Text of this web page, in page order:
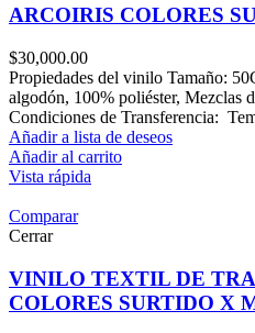
ARCOIRIS COLORES
$30,000.00
Propiedades del vinilo Tamaño:
algodón, 100% poliéster, Mezclas
Condiciones de Transferencia:
Añadir a lista de deseos
Añadir al carrito
Vista rápida
Comparar
Cerrar
VINILO TEXTIL DE
COLORES SURTIDO X